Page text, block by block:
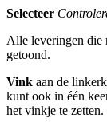
Selecteer
Alle leveringen die
getoond.
Vink aan de
kunt ook in één
het vinkje te zetten.